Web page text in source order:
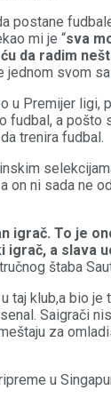
postane
mi je “sva
da radim
jednom svom
u Premijer ligi,
fudbal, a pošto
trenira fudbal.
on ni sada ne
igrač. To je
igrač, a slava
štaba
taj klub,a bio je
Saigrači
za
u